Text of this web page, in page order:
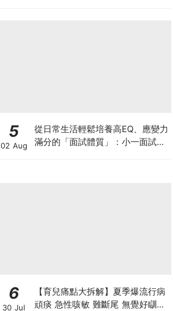
5
02 Aug
從日常生活輕鬆培養高EQ、應變力
滿分的「面試體質」：小一面試最
6
30 Jul
【育兒痛點大拆解】夏季爆流行病
頑痰 急性咳敏 難斷尾 無覺好瞓？